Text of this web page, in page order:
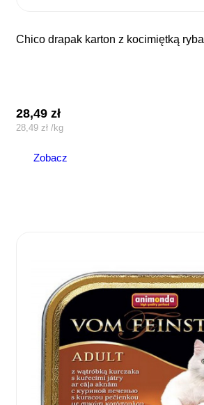
chico drapak karton z kocimiętką ryba
28,49zł
28,49 zł /kg
Zobacz